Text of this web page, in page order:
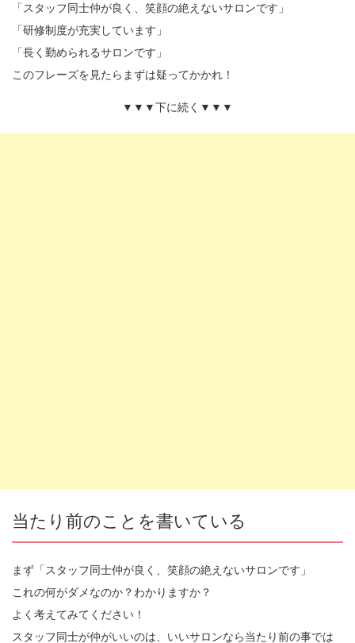
「スタッフ同士仲が良く、笑顔の絶えないサロンです」
「研修制度が充実しています」
「長く勤められるサロンです」
このフレーズを見たらまずは疑ってかかれ！
▼▼▼下に続く▼▼▼
当たり前のことを書いている
まず「スタッフ同士仲が良く、笑顔の絶えないサロンです」
これの何がダメなのか？わかりますか？
よく考えてみてください！
スタッフ同士が仲がいいのは、いいサロンなら当たり前の事では